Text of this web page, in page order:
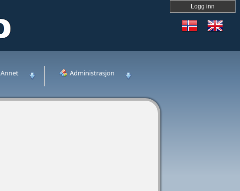
Logg inn
Annet Administrasjon